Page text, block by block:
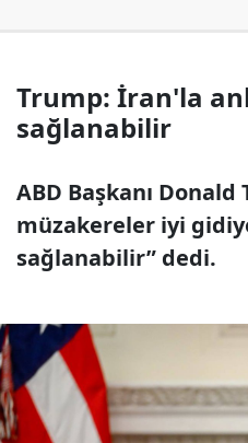
Trump: İran'la
sağlanabilir
ABD Başkanı
müzakereler iyi
sağlanabilir” dedi.